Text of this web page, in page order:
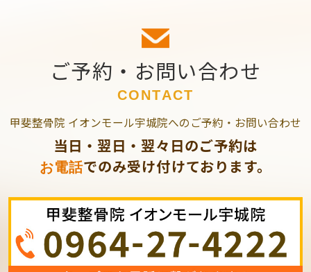
ご予約・お問い合わせ
CONTACT
甲斐整骨院 イオンモール宇城院へのご予約・お問い合わせ
当日・翌日・翌々日のご予約は
お電話でのみ受け付けております。